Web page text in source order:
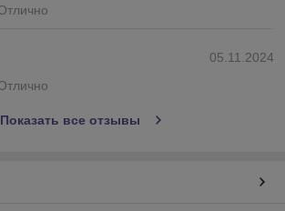
05.11.2024
Показать все отзывы